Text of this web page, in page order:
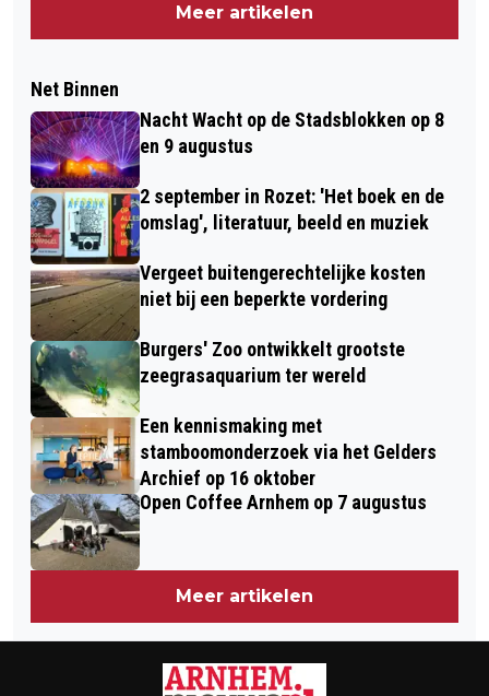
Meer artikelen
Net Binnen
Nacht Wacht op de Stadsblokken op 8
en 9 augustus
2 september in Rozet: 'Het boek en de
omslag', literatuur, beeld en muziek
Vergeet buitengerechtelijke kosten
niet bij een beperkte vordering
Burgers' Zoo ontwikkelt grootste
zeegrasaquarium ter wereld
Een kennismaking met
stamboomonderzoek via het Gelders
Archief op 16 oktober
Open Coffee Arnhem op 7 augustus
Meer artikelen